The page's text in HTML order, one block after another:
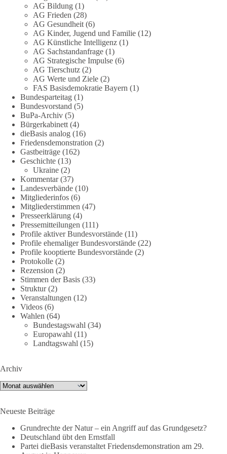
„Grundrechte der Natur“ weit über klassischen Naturschutz
hinausreichen und grundlegende Fragen zum Menschenbild,
zum Rechtsstaat und zur Demokratie aufwerfen. [...]
👉 Hier weiterlesen:https://diebasis-
partei.de/2026/07/grundrechte-der-natur-ein-angriff-auf-das-
grundgesetz/
🟩🟩🟦🟦🟥🟥🟧🟧
Es ging weniger um fertige Antworten als um eine Debatte
darüber, wie Freiheit, Verantwortung, Naturschutz und
Grundrechte in einer demokratischen Gesellschaft künftig
miteinander in Einklang gebracht werden können.
#dieBasis #natur #grundrechte
38 7 8
DieBasis
2 Tage(n) zuvor
Jetzt dieBasis Sachsen-Anhalt unterstützen!
Die Landtagswahl 2026 in Sachsen-Anhalt findet am 6.
September statt. Die Inhalte stehen – jetzt müssen sie gesehen,
geteilt und diskutiert werden.
Folge unseren Kanälen:
Facebook:
https://www.facebook.com/groups/diebasissachsenanhalt/
Tiktok:
X:https://x.com/DieBasisLSA
Youtube:https://www.youtube.com/dieBasisSachsenAnhalt
🟩🟩🟦🟦🟥🟥🟧🟧
Like, teile und kommentiere unsere Beiträge, damit noch mehr
Menschen mitbekommen, wofür wir stehen und warum es sich
AG Bildung (1)
AG Frieden (28)
AG Gesundheit (6)
AG Kinder, Jugend und Familie (12)
AG Künstliche Intelligenz (1)
AG Sachstandanfrage (1)
AG Strategische Impulse (6)
AG Tierschutz (2)
AG Werte und Ziele (2)
FAS Basisdemokratie Bayern (1)
Bundesparteitag (1)
Bundesvorstand (5)
BuPa-Archiv (5)
Bürgerkabinett (4)
dieBasis analog (16)
Friedensdemonstration (2)
Gastbeiträge (162)
Geschichte (13)
Ukraine (2)
Kommentar(37)
Landesverbände (10)
Mitgliederinfos (6)
Mitgliederstimmen (47)
Presseerklärung (4)
Pressemitteilungen (111)
Profile aktiver Bundesvorstände (11)
Profile ehemaliger Bundesvorstände (22)
Profile kooptierte Bundesvorstände (2)
Protokolle (2)
Rezension (2)
Stimmen der Basis (33)
Struktur(2)
Veranstaltungen (12)
Videos (6)
Wahlen (64)
Bundestagswahl (34)
Europawahl (11)
Landtagswahl (15)
Archiv
Archiv
Neueste Beiträge
Grundrechte der Natur – ein Angriff auf das Grundgesetz?
Deutschland übt den Ernstfall
Partei dieBasis veranstaltet Friedensdemonstration am 29.